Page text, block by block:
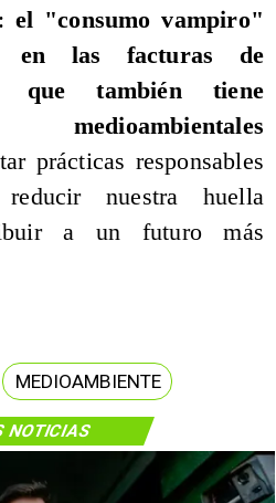
NOTICIAS
el "consumo vampiro"
en las facturas de
que también tiene
prácticas responsables
nuestra huella
a un futuro más
MEDIOAMBIENTE